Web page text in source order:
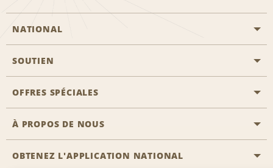
NATIONAL
Aviation générale
Emplacements Emerald Aisle
Agents de voyage
Réserver un véhicule pour quelqu'un d'autre
SOUTIEN
Clients ayant un handicap
Nous contacter
FAQ
OFFRES SPÉCIALES
Toutes les offres
À PROPOS DE NOUS
Histoire de l’entreprise
OBTENEZ L'APPLICATION NATIONAL